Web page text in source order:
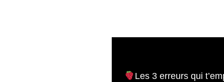
Les 3 erreurs qui